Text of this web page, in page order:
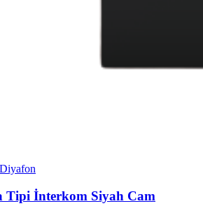
Tipi İnterkom Siyah Cam